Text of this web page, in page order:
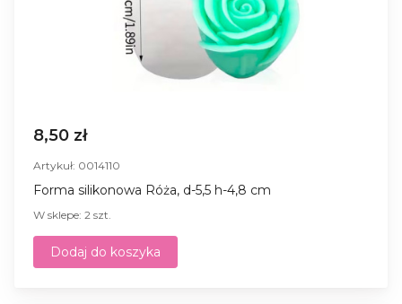
8,50 zł
Artykuł: 0014110
Forma silikonowa Róża, d-5,5 h-4,8 cm
W sklepe: 2 szt.
Dodaj do koszyka